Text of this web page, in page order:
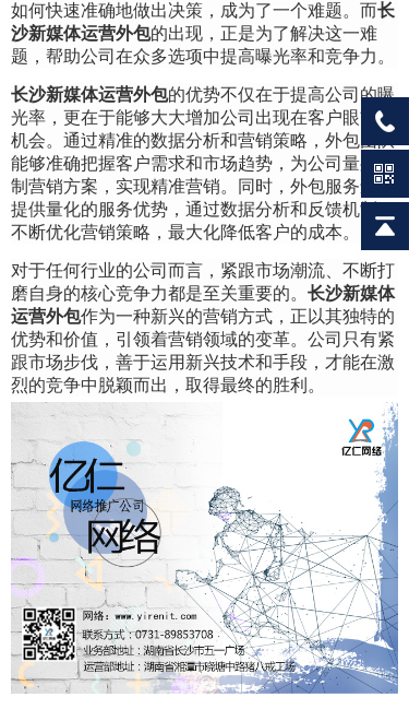
如何快速准确地做出决策，成为了一个难题。而长
沙新媒体运营外包的出现，正是为了解决这一难
题，帮助公司在众多选项中提高曝光率和竞争力。
长沙新媒体运营外包的优势不仅在于提高公司的曝
光率，更在于能够大大增加公司出现在客户眼前的
机会。通过精准的数据分析和营销策略，外包团队
能够准确把握客户需求和市场趋势，为公司量身定
制营销方案，实现精准营销。同时，外包服务还能
提供量化的服务优势，通过数据分析和反馈机制，
不断优化营销策略，最大化降低客户的成本。
对于任何行业的公司而言，紧跟市场潮流、不断打
磨自身的核心竞争力都是至关重要的。 长沙新媒体
运营外包作为一种新兴的营销方式，正以其独特的
优势和价值，引领着营销领域的变革。公司只有紧
跟市场步伐，善于运用新兴技术和手段，才能在激
烈的竞争中脱颖而出，取得最终的胜利。